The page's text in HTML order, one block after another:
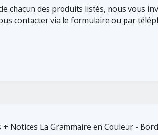
chacun des produits listés, nous vous
contacter via le formulaire ou par
Notices La Grammaire en Couleur -